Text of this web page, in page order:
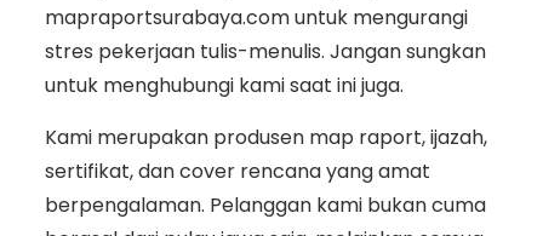
mapraportsurabaya.com untuk mengurangi
stres pekerjaan tulis-menulis. Jangan sungkan
untuk menghubungi kami saat ini juga.
Kami merupakan produsen map raport, ijazah,
sertifikat, dan cover rencana yang amat
berpengalaman. Pelanggan kami bukan cuma